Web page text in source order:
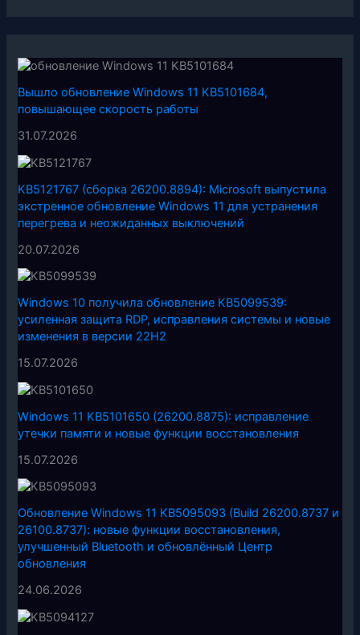
Вышло обновление Windows 11 KB5101684,
повышающее скорость работы
31.07.2026
KB5121767 (сборка 26200.8894): Microsoft выпустила
экстренное обновление Windows 11 для устранения
перегрева и неожиданных выключений
20.07.2026
Windows 10 получила обновление KB5099539:
усиленная защита RDP, исправления системы и новые
изменения в версии 22H2
15.07.2026
Windows 11 KB5101650 (26200.8875): исправление
утечки памяти и новые функции восстановления
15.07.2026
Обновление Windows 11 KB5095093 (Build 26200.8737 и
26100.8737): новые функции восстановления,
улучшенный Bluetooth и обновлённый Центр
обновления
24.06.2026